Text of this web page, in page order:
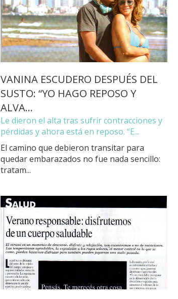
VANINA ESCUDERO DESPUÉS DEL
SUSTO: “YO HAGO REPOSO Y
ALVA...
Le dieron el alta tras sufrir contracciones y
pérdidas y ahora está en reposo. “E...
El camino que debieron transitar para
quedar embarazados no fue nada sencillo:
tratam...